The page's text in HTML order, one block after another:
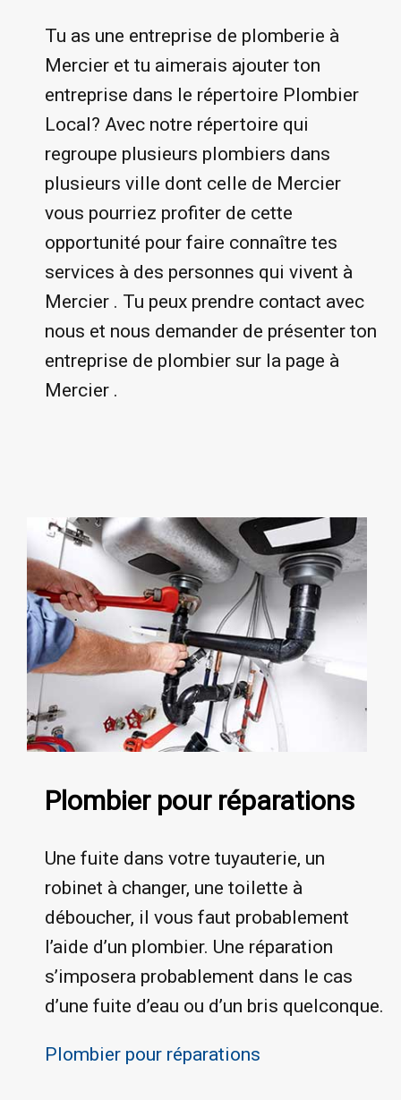
Tu as une entreprise de plomberie à
Mercier et tu aimerais ajouter ton
entreprise dans le répertoire Plombier
Local? Avec notre répertoire qui
regroupe plusieurs plombiers dans
plusieurs ville dont celle de Mercier
vous pourriez profiter de cette
opportunité pour faire connaître tes
services à des personnes qui vivent à
Mercier . Tu peux prendre contact avec
nous et nous demander de présenter ton
entreprise de plombier sur la page à
Mercier .
Plombier pour réparations
Une fuite dans votre tuyauterie, un
robinet à changer, une toilette à
déboucher, il vous faut probablement
l’aide d’un plombier. Une réparation
s’imposera probablement dans le cas
d’une fuite d’eau ou d’un bris quelconque.
Plombier pour réparations